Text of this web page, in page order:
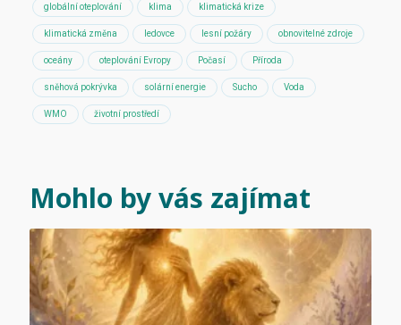
globální oteplování klima klimatická krize
klimatická změna ledovce lesní požáry obnovitelné zdroje
oceány oteplování Evropy Počasí Příroda
sněhová pokrývka solární energie Sucho Voda
WMO životní prostředí
Mohlo by vás zajímat